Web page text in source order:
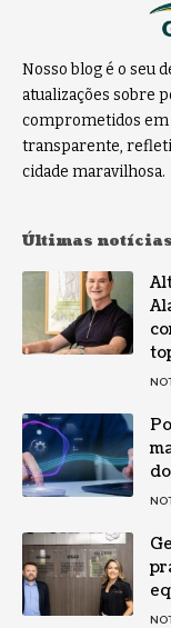
Nosso blog é o seu
atualizações sobre
comprometidos em
transparente,
cidade maravilhosa.
Últimas notícias